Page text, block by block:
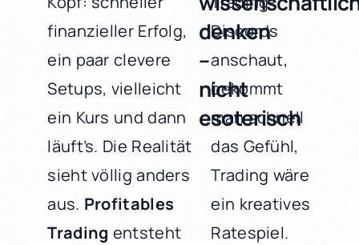
finanzieller Erfolg,
ein paar clevere
Setups, vielleicht
ein Kurs und dann
läuft’s. Die Realität
sieht völlig anders
aus. Profitables
Trading entsteht
denken
–
nicht
esoterisch
Discords
anschaut,
bekommt
man schnell
das Gefühl,
Trading wäre
ein kreatives
Ratespiel.